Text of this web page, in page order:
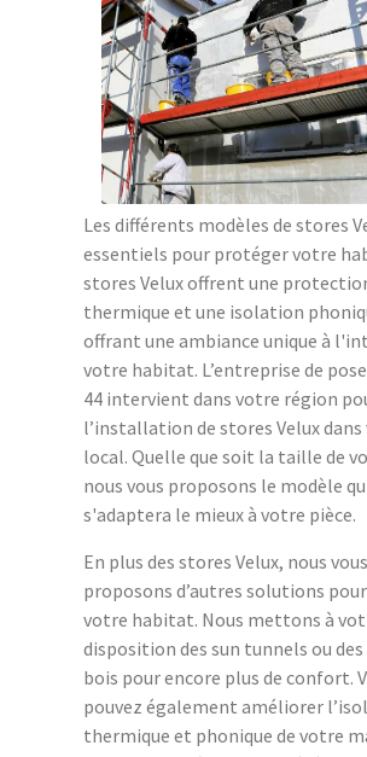
Les différents modèles de stores
essentiels pour protéger votre
stores Velux offrent une
thermique et une isolation
offrant une ambiance unique à
votre habitat. L’entreprise de
44 intervient dans votre région
l’installation de stores Velux
local. Quelle que soit la taille de
nous vous proposons le modèle
s'adaptera le mieux à votre pièce.
En plus des stores Velux, nous vous
proposons d’autres solutions
votre habitat. Nous mettons à
disposition des sun tunnels ou des
bois pour encore plus de confort.
pouvez également améliorer
thermique et phonique de votre